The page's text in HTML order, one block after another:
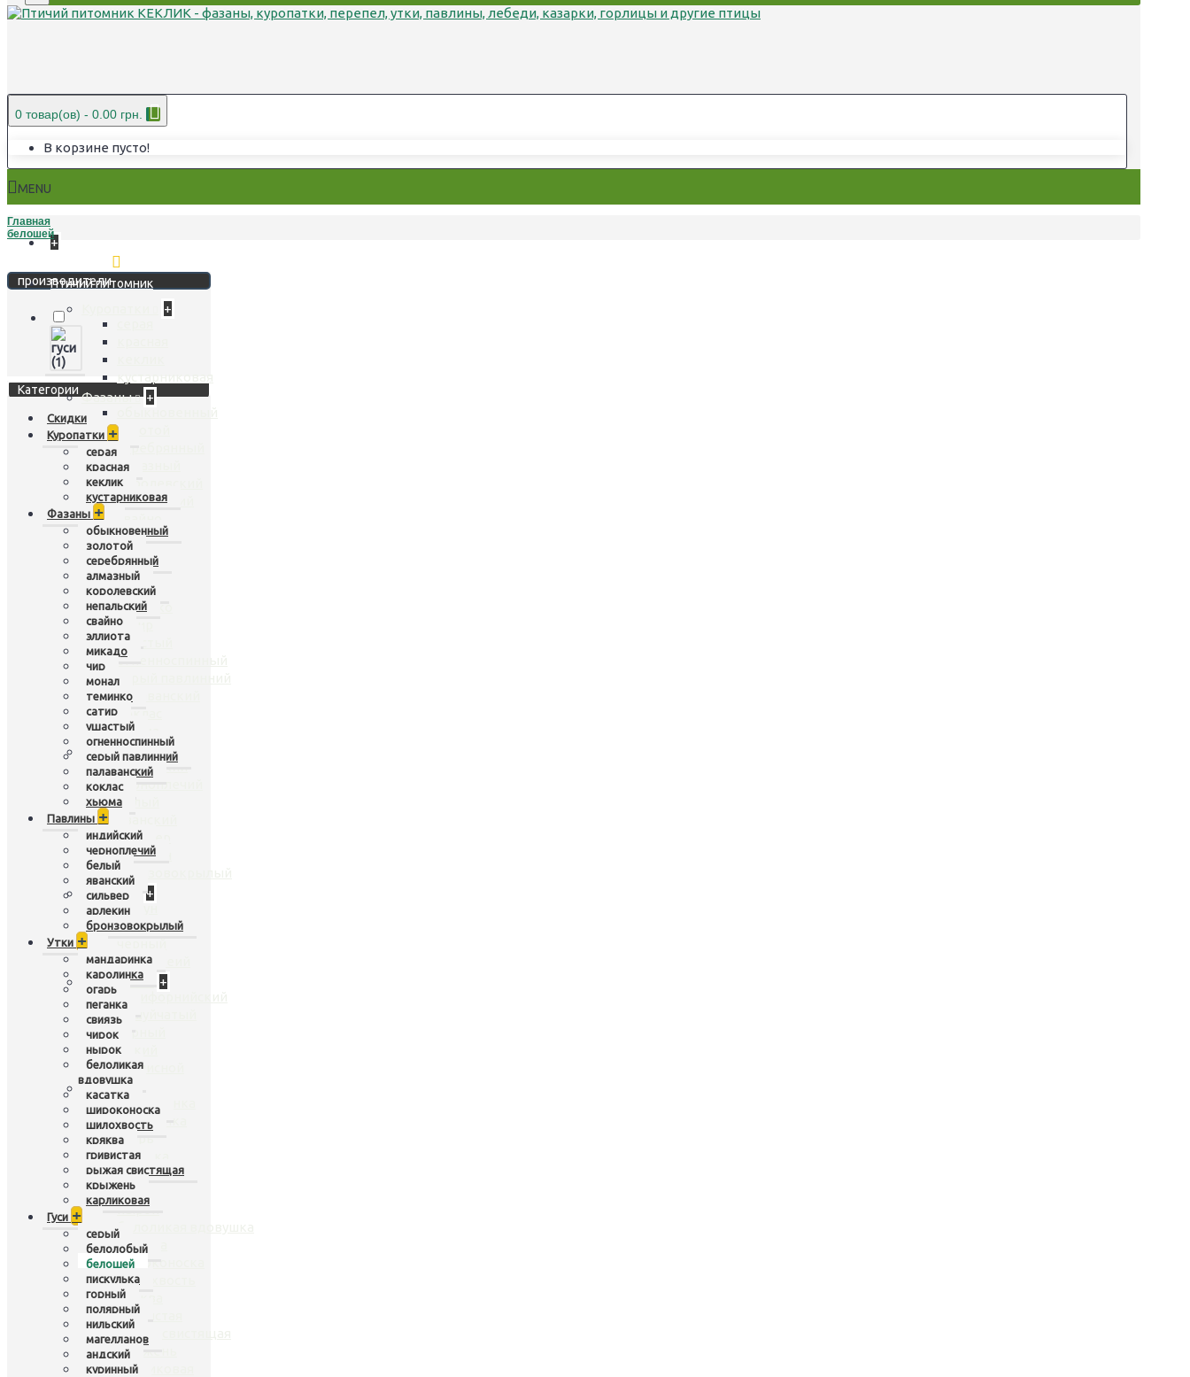
0 товар(ов) - 0.00 грн.
В корзине пусто!
MENU
+
Птичий питомник
+
Фазаны
+
золотой
алмазный
королевский
непальский
эллиота
микадо
чир
монал
теминко
сатир
ушастый
огненноспинный
серый павлинний
палаванский
коклас
хьюма
Павлины
+
индийский
черноплечий
белый
сильвер
арлекин
бронзовокрылый
Лебеди
+
шипун
кликун
черношеий
Перепела
+
чешуйчатый
горный
дикий
расписной
Утки
+
мандаринка
каролинка
огарь
пеганка
свиязь
чирок
нырок
белоликая вдовушка
касатка
широконоска
шилохвость
кряква
гривистая
рыжая свистящая
крыжень
карликовая
Главная
белошей
производители
Категории
Скидки
Куропатки +
серая
красная
кеклик
кустарниковая
Фазаны +
обыкновенный
золотой
серебрянный
алмазный
королевский
непальский
свайно
эллиота
микадо
чир
монал
теминко
сатир
ушастый
огненноспинный
серый павлинний
палаванский
коклас
хьюма
Павлины +
индийский
черноплечий
белый
яванский
сильвер
арлекин
бронзовокрылый
Утки +
мандаринка
каролинка
огарь
пеганка
свиязь
чирок
нырок
белоликая
вдовушка
касатка
широконоска
шилохвость
кряква
гривистая
рыжая свистящая
крыжень
карликовая
Гуси +
серый
белолобый
белошей
пискулька
горный
полярный
нильский
магелланов
андский
куринный